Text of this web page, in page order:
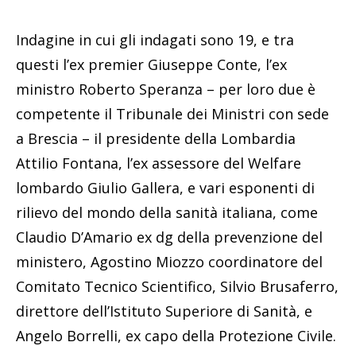
Indagine in cui gli indagati sono 19, e tra
questi l’ex premier Giuseppe Conte, l’ex
ministro Roberto Speranza – per loro due è
competente il Tribunale dei Ministri con sede
a Brescia – il presidente della Lombardia
Attilio Fontana, l’ex assessore del Welfare
lombardo Giulio Gallera, e vari esponenti di
rilievo del mondo della sanità italiana, come
Claudio D’Amario ex dg della prevenzione del
ministero, Agostino Miozzo coordinatore del
Comitato Tecnico Scientifico, Silvio Brusaferro,
direttore dell’Istituto Superiore di Sanità, e
Angelo Borrelli, ex capo della Protezione Civile.